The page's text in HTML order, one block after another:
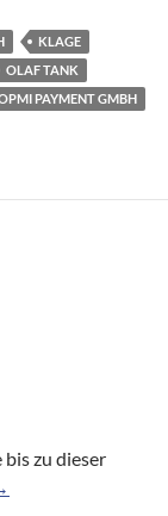
KLAGE
OLAF TANK
PAYMENT GMBH
zu dieser
22.01.2014